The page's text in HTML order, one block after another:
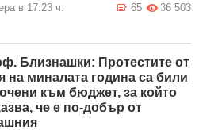
в 17:23 ч. 36 503
65
Близнашки: Протестите от
на миналата година са били
към бюджет, за който
че е по-добър от